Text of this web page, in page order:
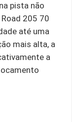
pista não
205 70
até uma
mais alta, a
a